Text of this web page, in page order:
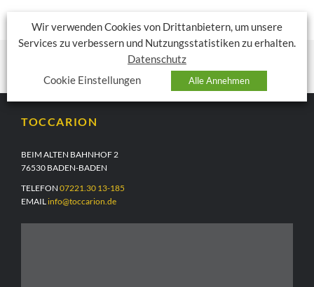
TOCCARION
BEIM ALTEN BAHNHOF 2
76530 BADEN-BADEN
TELEFON 07221.30 13-185
EMAIL info@toccarion.de
Wir verwenden Cookies von Drittanbietern, um unsere
Services zu verbessern und Nutzungsstatistiken zu erhalten.
Datenschutz
Cookie Einstellungen
Alle Annehmen